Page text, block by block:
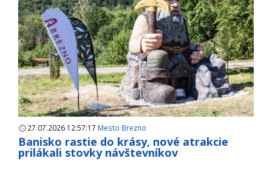
27.07.2026 12:57:17 Mesto Brezno
Banisko rastie do krásy, nové atrakcie
prilákali stovky návštevníkov